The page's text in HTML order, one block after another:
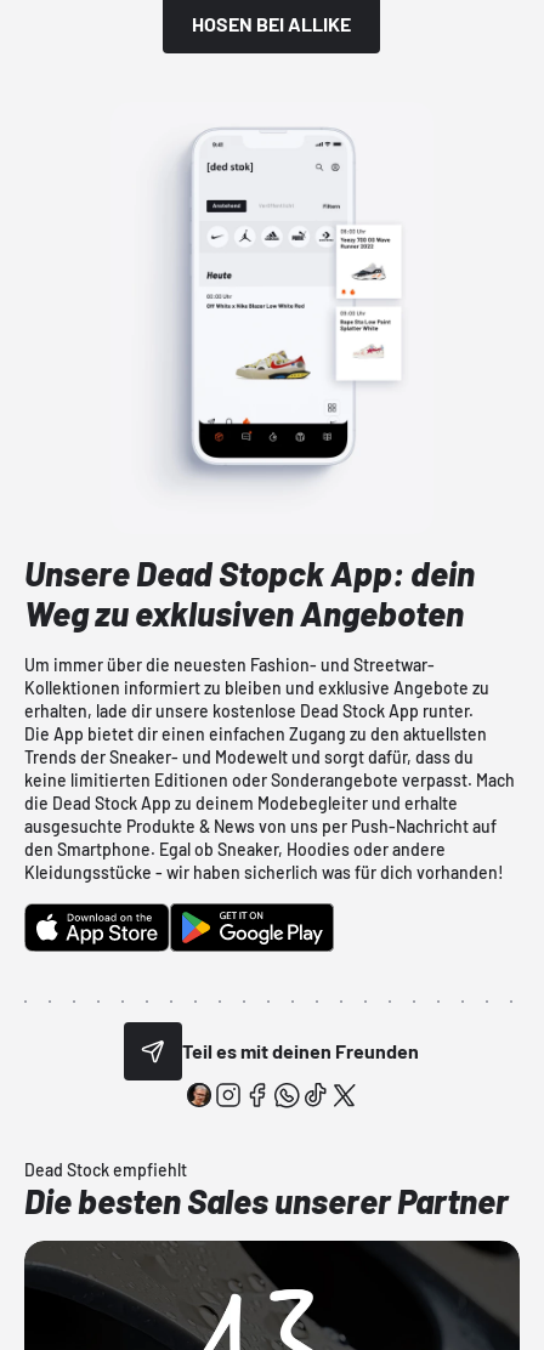
HOSEN BEI ALLIKE
Unsere Dead Stopck App: dein
Weg zu exklusiven Angeboten
Um immer über die neuesten Fashion- und Streetwar-
Kollektionen informiert zu bleiben und exklusive Angebote zu
erhalten, lade dir unsere kostenlose Dead Stock App runter.
Die App bietet dir einen einfachen Zugang zu den aktuellsten
Trends der Sneaker- und Modewelt und sorgt dafür, dass du
keine limitierten Editionen oder Sonderangebote verpasst. Mach
die Dead Stock App zu deinem Modebegleiter und erhalte
ausgesuchte Produkte & News von uns per Push-Nachricht auf
den Smartphone. Egal ob Sneaker, Hoodies oder andere
Kleidungsstücke - wir haben sicherlich was für dich vorhanden!
Teil es mit deinen Freunden
Dead Stock empfiehlt
Die besten Sales unserer Partner